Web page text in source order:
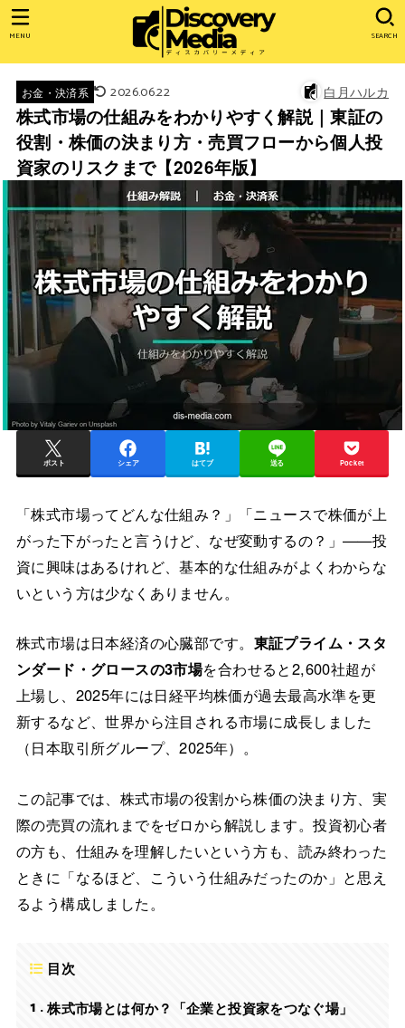
SEARCH
MENU
お金・決済系 2026.06.22 白月ハルカ
株式市場の仕組みをわかりやすく解説｜東証の
役割・株価の決まり方・売買フローから個人投
資家のリスクまで【2026年版】
ポスト シェア はてブ 送る Pocket
「株式市場ってどんな仕組み？」「ニュースで株価が上
がった下がったと言うけど、なぜ変動するの？」——投
資に興味はあるけれど、基本的な仕組みがよくわからな
いという方は少なくありません。
株式市場は日本経済の心臓部です。 東証プライム・スタ
ンダード・グロースの3市場を合わせると2,600社超が
上場し、2025年には日経平均株価が過去最高水準を更
新するなど、世界から注目される市場に成長しました
（日本取引所グループ、2025年）。
この記事では、株式市場の役割から株価の決まり方、実
際の売買の流れまでをゼロから解説します。投資初心者
の方も、仕組みを理解したいという方も、読み終わった
ときに「なるほど、こういう仕組みだったのか」と思え
るよう構成しました。
目次
1
株式市場とは何か？「企業と投資家をつなぐ場」